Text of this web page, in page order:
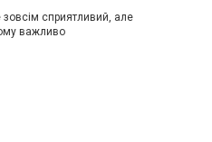
сприятливий, але
важливо